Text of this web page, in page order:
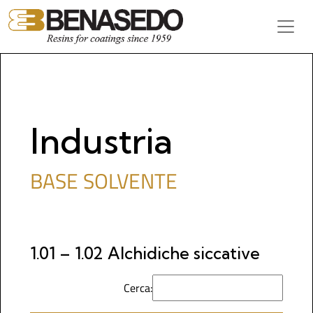
Vai al contenuto
Navigazione principale
Industria
BASE SOLVENTE
1.01 – 1.02 Alchidiche siccative
Cerca: